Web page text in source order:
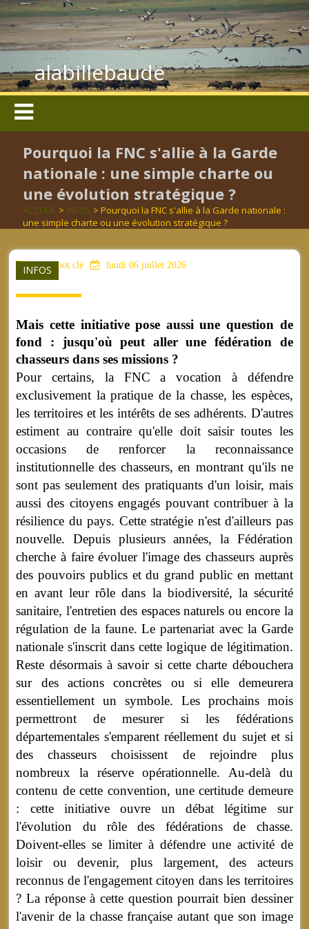
alabillebaude
Pourquoi la FNC s'allie à la Garde
nationale : une simple charte ou
une évolution stratégique ?
ACCUEIL > INFOS > Pourquoi la FNC s'allie à la Garde nationale :
une simple charte ou une évolution stratégique ?
INFOS
aucun mot clé lundi 06 juillet 2026
Mais cette initiative pose aussi une question de
fond : jusqu'où peut aller une fédération de
chasseurs dansses missions ?
Pour certains, la FNC a vocation à défendre
exclusivement la pratique de la chasse, les espèces,
les territoires et les intérêts de ses adhérents. D'autres
estiment au contraire qu'elle doit saisir toutes les
occasions de renforcer la reconnaissance
institutionnelle des chasseurs, en montrant qu'ils ne
sont pas seulement des pratiquants d'un loisir, mais
aussi des citoyens engagés pouvant contribuer à la
résilience du pays. Cette stratégie n'est d'ailleurs pas
nouvelle. Depuis plusieurs années, la Fédération
cherche à faire évoluer l'image des chasseurs auprès
des pouvoirs publics et du grand public en mettant
en avant leur rôle dans la biodiversité, la sécurité
sanitaire, l'entretien des espaces naturels ou encore la
régulation de la faune. Le partenariat avec la Garde
nationale s'inscrit dans cette logique de légitimation.
Reste désormais à savoir si cette charte débouchera
sur des actions concrètes ou si elle demeurera
essentiellement un symbole. Les prochains mois
permettront de mesurer si les fédérations
départementales s'emparent réellement du sujet et si
des chasseurs choisissent de rejoindre plus
nombreux la réserve opérationnelle. Au-delà du
contenu de cette convention, une certitude demeure
: cette initiative ouvre un débat légitime sur
l'évolution du rôle des fédérations de chasse.
Doivent-elles se limiter à défendre une activité de
loisir ou devenir, plus largement, des acteurs
reconnus de l'engagement citoyen dans les territoires
? La réponse à cette question pourrait bien dessiner
l'avenir de la chasse française autant que son image